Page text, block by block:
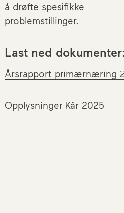
å drøfte spesifikke
problemstillinger.
Last ned dokumenter:
Årsrapport primærnæring
Opplysninger Kår 2025